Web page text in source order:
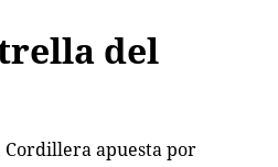
del
apuesta por